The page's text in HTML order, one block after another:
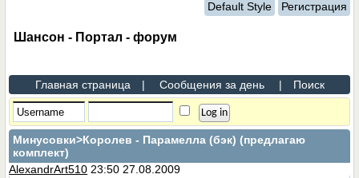
Default Style Регистрация
Шансон - Портал - форум
Главная страница | Сообщения за день | Поиск
Минусовки>Королев - Парамелла (бэк) (предлагаю
комплект)
AlexandrArt510 23:50 27.08.2009